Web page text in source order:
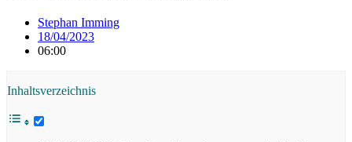
Stephan Imming
18/04/2023
06:00
Inhaltsverzeichnis